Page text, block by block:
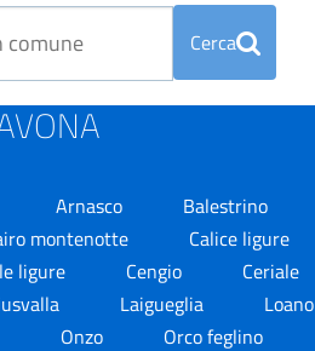
Cerca
Arnasco Balestrino
montenotte Calice ligure
ligure Cengio Ceriale
Laigueglia Loano
Onzo Orco feglino